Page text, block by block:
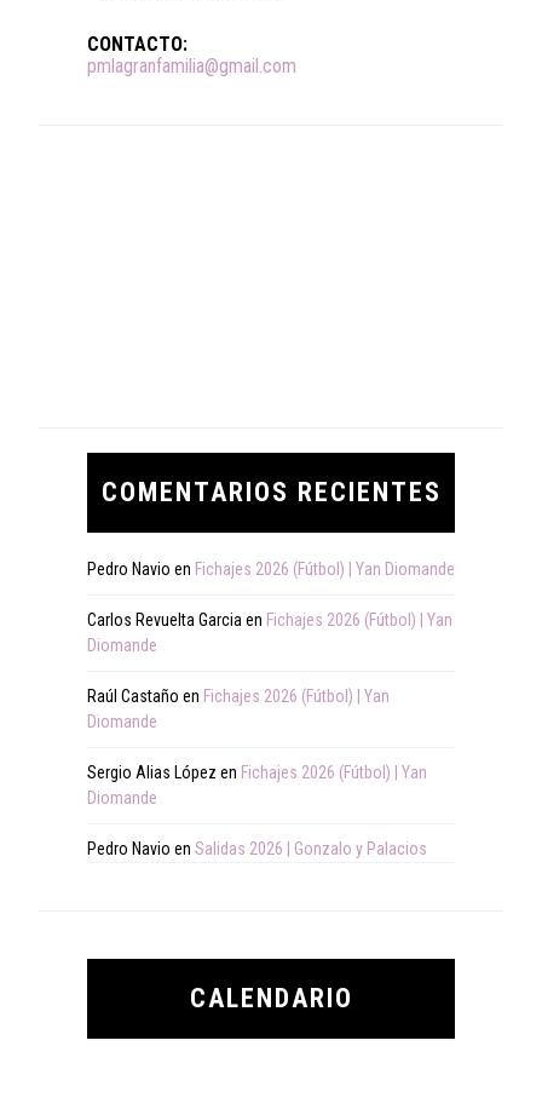
CONTACTO:
pmlagranfamilia@gmail.com
COMENTARIOS RECIENTES
Pedro Navio en Fichajes 2026 (Fútbol) | Yan Diomande
Carlos Revuelta Garcia en Fichajes 2026 (Fútbol) | Yan
Diomande
Raúl Castaño en Fichajes 2026 (Fútbol) | Yan
Diomande
Sergio Alias López en Fichajes 2026 (Fútbol) | Yan
Diomande
Pedro Navio en Salidas 2026 | Gonzalo y Palacios
CALENDARIO